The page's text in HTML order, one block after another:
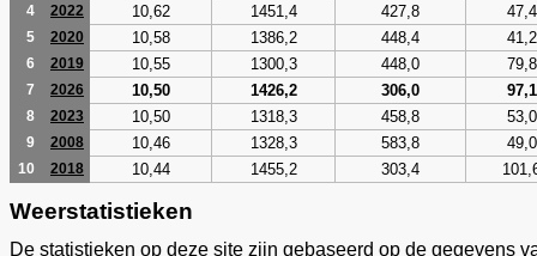
4 2022 10,62 1451,4 427,8 47,4
5 2020 10,58 1386,2 448,4 41,2
6 2019 10,55 1300,3 448,0 79,8
7 2026 10,50 1426,2 306,0 97,1
8 2023 10,50 1318,3 458,8 53,0
9 2008 10,46 1328,3 583,8 49,0
10 2018 10,44 1455,2 303,4
Weerstatistieken
De statistieken op deze site zijn gebaseerd op de gegevens